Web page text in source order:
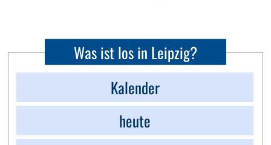
Was ist los in Leipzig?
Kalender
heute